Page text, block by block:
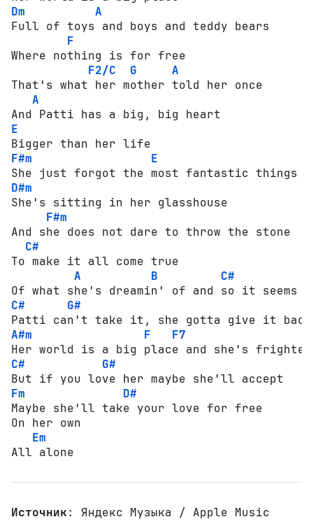
Dm
A
Full of toys and boys and teddy bears
F
Where nothing is for free
F2/C
G
A
That's what her mother told her once
A
E
F#m
E
D#m
She's sitting in her glasshouse
F#m
And she does not dare to throw the stone
C#
To make it all come true
A
B
C#
C#
G#
A#m
F
F7
C#
G#
Fm
D#
Maybe she'll take your love for free
On her own
Em
All alone
Источник: Яндекс Музыка / Apple Music